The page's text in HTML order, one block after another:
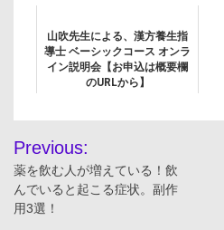
山吹先生による、漢方養生指
導士 ベーシックコース オンラ
イン説明会【お申込は概要欄
のURLから】
投
稿
ナ
Previous:
薬を飲む人が増えている！飲
んでいると起こる症状。副作
用3選！